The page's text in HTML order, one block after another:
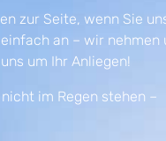
zur Seite, wenn Sie
an – wir nehmen
um Ihr Anliegen!
im Regen stehen –